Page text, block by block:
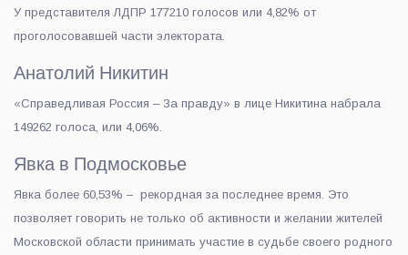
У представителя ЛДПР 177210 голосов или 4,82% от
проголосовавшей части электората.
Анатолий Никитин
«Справедливая Россия – За правду» в лице Никитина набрала
149262 голоса, или 4,06%.
Явка в Подмосковье
Явка более 60,53% – рекордная за последнее время. Это
позволяет говорить не только об активности и желании жителей
Московской области принимать участие в судьбе своего родного